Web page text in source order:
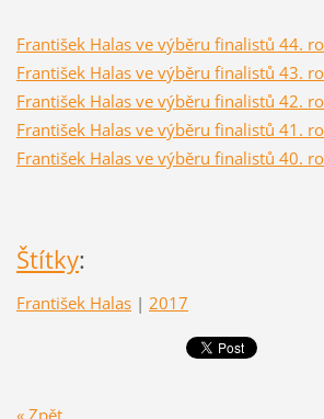
František Halas ve výběru finalistů 44.
František Halas ve výběru finalistů 43.
František Halas ve výběru finalistů 42.
František Halas ve výběru finalistů 41.
František Halas ve výběru finalistů 40.
Štítky:
František Halas | 2017